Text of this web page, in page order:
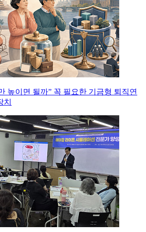
높이면 될까” 꼭 필요한 기금형 퇴직연
치